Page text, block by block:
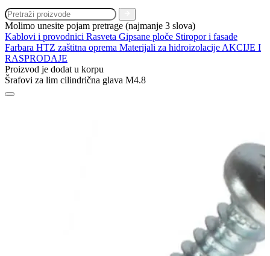
Molimo unesite pojam pretrage (najmanje 3 slova)
Kablovi i provodnici Rasveta Gipsane ploče Stiropor i fasade
Farbara HTZ zaštitna oprema Materijali za hidroizolacije AKCIJE I
RASPRODAJE
Proizvod je dodat u korpu
Šrafovi za lim cilindrična glava M4.8